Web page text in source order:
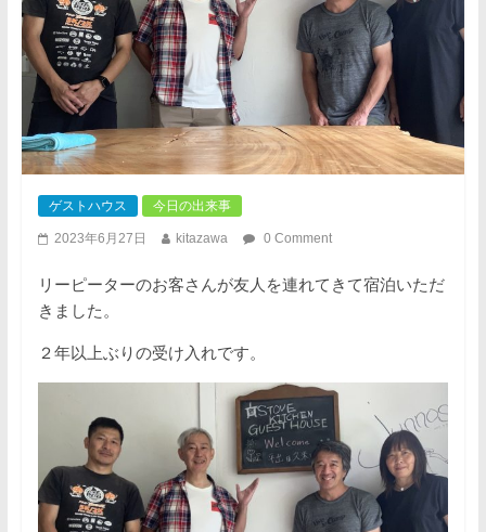
ゲストハウス 今日の出来事
2023年6月27日 kitazawa 0 Comment
リーピーターのお客さんが友人を連れてきて宿泊いただ
きました。
２年以上ぶりの受け入れです。